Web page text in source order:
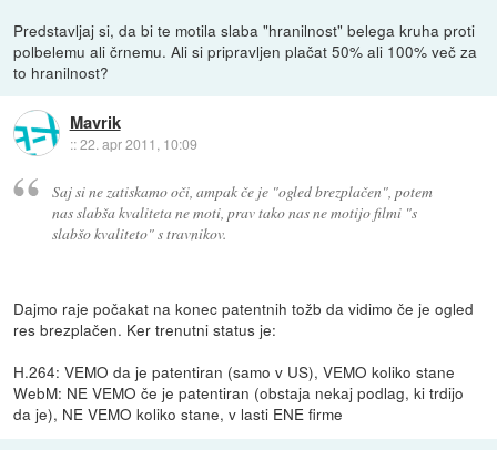
Predstavljaj si, da bi te motila slaba "hranilnost" belega kruha proti
polbelemu ali črnemu. Ali si pripravljen plačat 50% ali 100% več za
to hranilnost?
Mavrik
::22. apr 2011, 10:09
Saj si ne zatiskamo oči, ampak če je "ogled brezplačen", potem
nas slabša kvaliteta ne moti, prav tako nas ne motijo filmi "s
slabšo kvaliteto" s travnikov.
Dajmo raje počakat na konec patentnih tožb da vidimo če je ogled
res brezplačen. Ker trenutni status je:
H.264: VEMO da je patentiran (samo v US), VEMO koliko stane
WebM: NE VEMO če je patentiran (obstaja nekaj podlag, ki trdijo
da je), NE VEMO koliko stane, v lasti ENE firme